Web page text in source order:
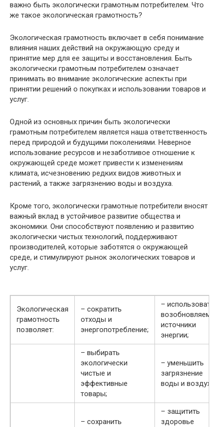
важно быть экологически грамотным потребителем. Что
же такое экологическая грамотность?
Экологическая грамотность включает в себя понимание
влияния наших действий на окружающую среду и
принятие мер для ее защиты и восстановления. Быть
экологически грамотным потребителем означает
принимать во внимание экологические аспекты при
принятии решений о покупках и использовании товаров и
услуг.
Одной из основных причин быть экологически
грамотным потребителем является наша ответственность
перед природой и будущими поколениями. Неверное
использование ресурсов и незаботливое отношение к
окружающей среде может привести к изменениям
климата, исчезновению редких видов животных и
растений, а также загрязнению воды и воздуха.
Кроме того, экологически грамотные потребители вносят
важный вклад в устойчивое развитие общества и
экономики. Они способствуют появлению и развитию
экологически чистых технологий, поддерживают
производителей, которые заботятся о окружающей
среде, и стимулируют рынок экологических товаров и
услуг.
Экологическая
грамотность
позволяет:
– сократить
отходы и
энергопотребление;
– использовать
источники
энергии;
– выбирать
экологически
чистые и
эффективные
товары;
– уменьшить
загрязнение
воды и воздуха;
– сохранить
– защитить
здоровье